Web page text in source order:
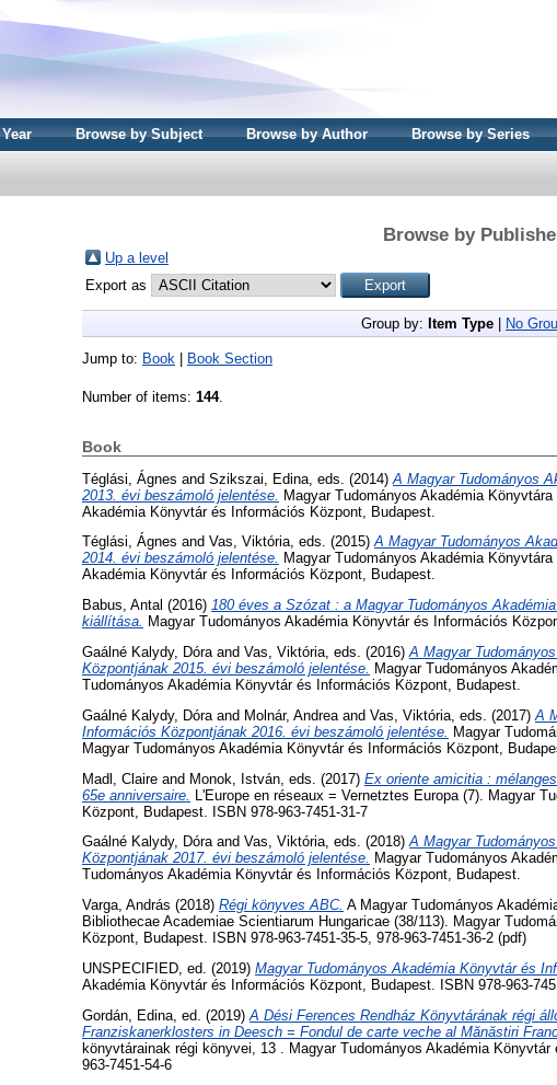
Browse by Subject Browse by Author Browse by Series
Browse by
Up a level
Export as
Group by: Item Type No
Jump to: Book Book Section
Number of items: 144.
Book
Téglási, Ágnes and Szikszai, Edina , eds. (2014) A Magyar Tudományos
2013. évi beszámoló jelentése. Magyar Tudományos Akadémia
Akadémia Könyvtár és Információs Központ, Budapest.
Téglási, Ágnes and Vas, Viktória, eds. (2015)A Magyar Tudományos
2014. évi beszámoló jelentése. Magyar Tudományos Akadémia
Akadémia Könyvtár és Információs Központ, Budapest.
Babus, Antal (2016) 180 éves a Szózat : a Magyar Tudományos
kiállítása. Magyar Tudományos Akadémia Könyvtár és Információs
Gaálné Kalydy, Dóra and Vas, Viktória , eds. (2016) A Magyar
Központjának 2015. évi beszámoló jelentése.
Magyar Tudományos
Tudományos Akadémia Könyvtár és Információs Központ, Budapest.
Gaálné Kalydy, Dóra and Molnár, Andrea and Vas, Viktória , eds. (2017) A
Információs Központjának 2016. évi beszámoló jelentése.
Magyar
Magyar Tudományos Akadémia Könyvtár és Információs Központ,
Madl, Claire and Monok, István , eds. (2017) Ex oriente amicitia :
65e anniversaire. L'Europe en réseaux = Vernetztes Europa (7). Magyar
Központ, Budapest. ISBN 978-963-7451-31-7
Gaálné Kalydy, Dóraand Vas, Viktória, eds. (2018)A Magyar
Központjának 2017. évi beszámoló jelentése. Magyar Tudományos
Tudományos Akadémia Könyvtár és Információs Központ, Budapest.
Varga, András (2018) Régi könyves ABC. A Magyar Tudományos
Bibliothecae Academiae Scientiarum Hungaricae (38/113). Magyar
Központ, Budapest. ISBN 978-963-7451-35-5, 978-963-7451-36-2 (pdf)
UNSPECIFIED, ed. (2019) Magyar Tudományos Akadémia Könyvtár és
Akadémia Könyvtár és Információs Központ, Budapest. ISBN 978-963-
Gordán, Edina , ed. (2019) A Dési Ferences Rendház Könyvtárának régi
Franziskanerklosters in Deesch = Fondul de carte veche al Mănăstiri
könyvtárainak régi könyvei, 13 . Magyar Tudományos Akadémia
963-7451-54-6